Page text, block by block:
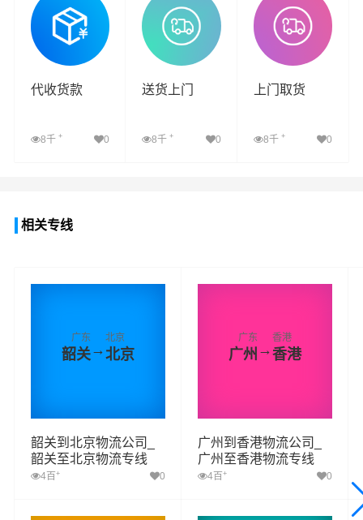
代收货款
8千 + 0
送货上门
8千+ 0
上门取货
8千 + 0
相关专线
广东
韶关→
北京
北京
韶关到北京物流公司_
韶关至北京物流专线
4百 + 0
广东
广州 →
香港
香港
广州到香港物流公司_
广州至香港物流专线
4百 + 0